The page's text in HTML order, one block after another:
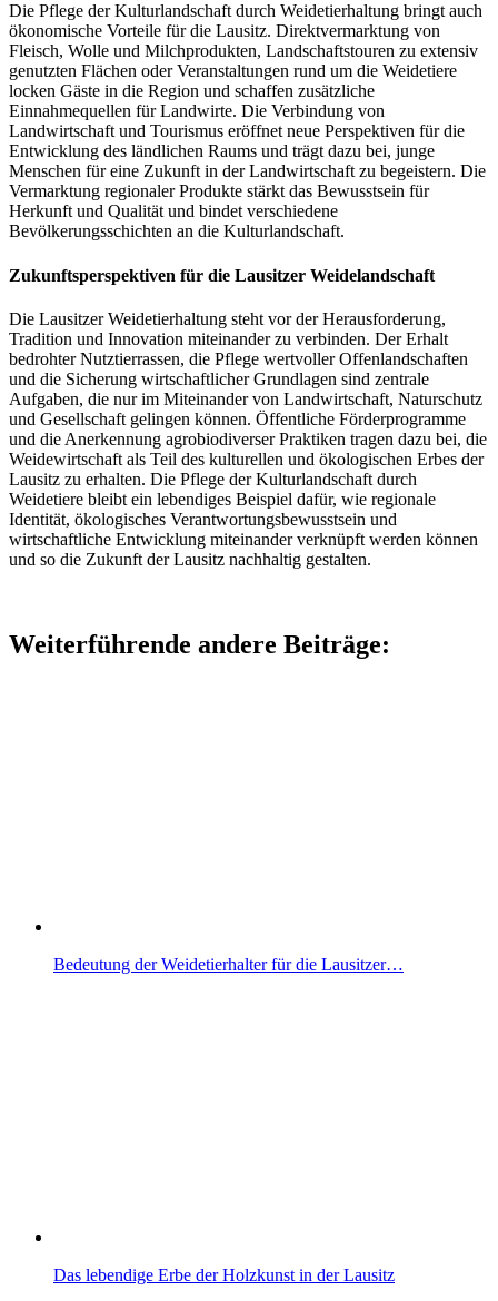
Die Pflege der Kulturlandschaft durch Weidetierhaltung bringt auch
ökonomische Vorteile für die Lausitz. Direktvermarktung von
Fleisch, Wolle und Milchprodukten, Landschaftstouren zu extensiv
genutzten Flächen oder Veranstaltungen rund um die Weidetiere
locken Gäste in die Region und schaffen zusätzliche
Einnahmequellen für Landwirte. Die Verbindung von
Landwirtschaft und Tourismus eröffnet neue Perspektiven für die
Entwicklung des ländlichen Raums und trägt dazu bei, junge
Menschen für eine Zukunft in der Landwirtschaft zu begeistern. Die
Vermarktung regionaler Produkte stärkt das Bewusstsein für
Herkunft und Qualität und bindet verschiedene
Bevölkerungsschichten an die Kulturlandschaft.
Zukunftsperspektiven für die Lausitzer Weidelandschaft
Die Lausitzer Weidetierhaltung steht vor der Herausforderung,
Tradition und Innovation miteinander zu verbinden. Der Erhalt
bedrohter Nutztierrassen, die Pflege wertvoller Offenlandschaften
und die Sicherung wirtschaftlicher Grundlagen sind zentrale
Aufgaben, die nur im Miteinander von Landwirtschaft, Naturschutz
und Gesellschaft gelingen können. Öffentliche Förderprogramme
und die Anerkennung agrobiodiverser Praktiken tragen dazu bei, die
Weidewirtschaft als Teil des kulturellen und ökologischen Erbes der
Lausitz zu erhalten. Die Pflege der Kulturlandschaft durch
Weidetiere bleibt ein lebendiges Beispiel dafür, wie regionale
Identität, ökologisches Verantwortungsbewusstsein und
wirtschaftliche Entwicklung miteinander verknüpft werden können
und so die Zukunft der Lausitz nachhaltig gestalten.
Weiterführende andere Beiträge:
Bedeutung der Weidetierhalter für die Lausitzer…
Das lebendige Erbe der Holzkunst in der Lausitz